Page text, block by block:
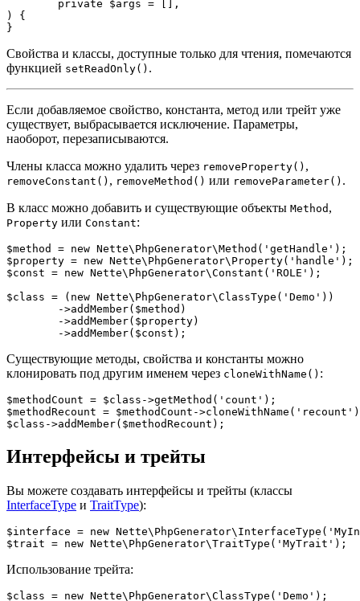
) {
Свойства и классы, доступные только для чтения, помечаются
функцией setReadOnly() .
Если добавляемое свойство, константа, метод или трейт уже
существует, выбрасывается исключение. Параметры,
наоборот, перезаписываются.
Члены класса можно удалить через removeProperty() ,
removeConstant() , removeMethod() или removeParameter() .
В класс можно добавить и существующие объекты Method ,
Property или Constant:
$method = new Nette\PhpGenerator\Method('getHandle');
$property = new Nette\PhpGenerator\Property('handle');
$const = new Nette\PhpGenerator\Constant('ROLE');
$class = (new Nette\PhpGenerator\ClassType('Demo'))
Существующие методы, свойства и константы можно
клонировать под другим именем через cloneWithName() :
$methodCount = $class->getMethod('count');
$methodRecount = $methodCount-
Интерфейсы и трейты
Вы можете создавать интерфейсы и трейты (классы
InterfaceType и TraitType):
$interface = new
Использование трейта:
$class = new Nette\PhpGenerator\ClassType('Demo');